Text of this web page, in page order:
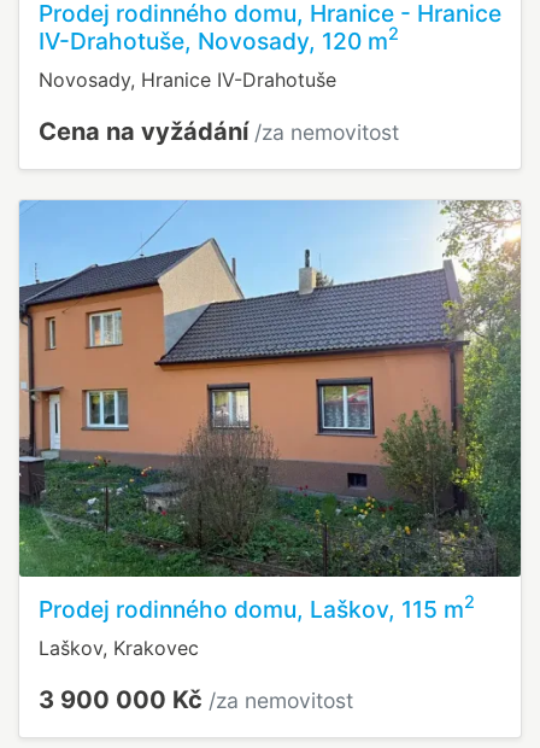
Prodej rodinného domu, Hranice - Hranice
IV-Drahotuše, Novosady, 120 m2
Novosady, Hranice IV-Drahotuše
Cena na vyžádání /za nemovitost
Prodej rodinného domu, Laškov, 115 m2
Laškov, Krakovec
3 900 000 Kč /za nemovitost